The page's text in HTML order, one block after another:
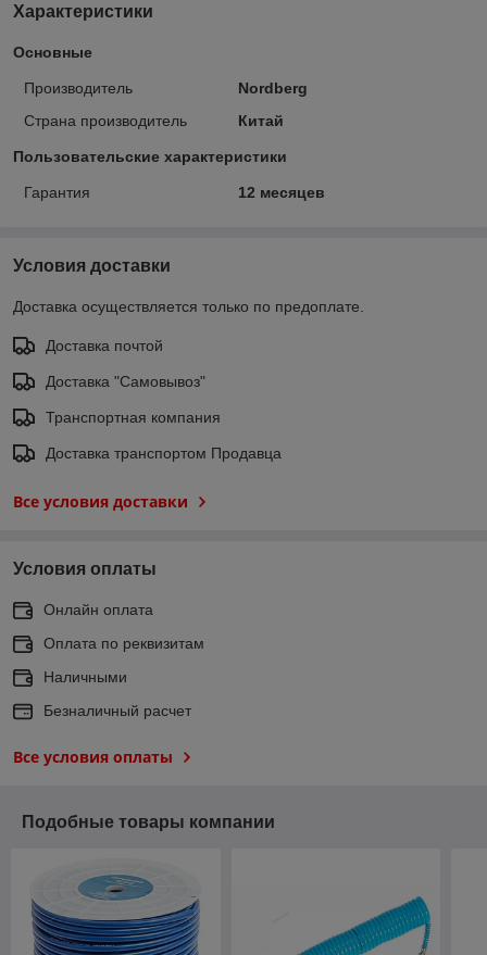
Характеристики
Основные
Производитель
Nordberg
Страна производитель
Китай
Пользовательские характеристики
Гарантия 12 месяцев
Условия доставки
Доставка осуществляется только по предоплате.
Доставка почтой
Доставка "Самовывоз"
Транспортная компания
Доставка транспортом Продавца
Все условия доставки
Условия оплаты
Онлайн оплата
Оплата по реквизитам
Наличными
Безналичный расчет
Все условия оплаты
Подобные товары компании